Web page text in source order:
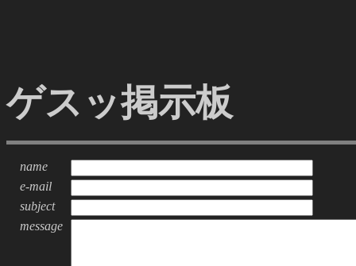
ゲスッ掲示板
name
e-mail
subject
message